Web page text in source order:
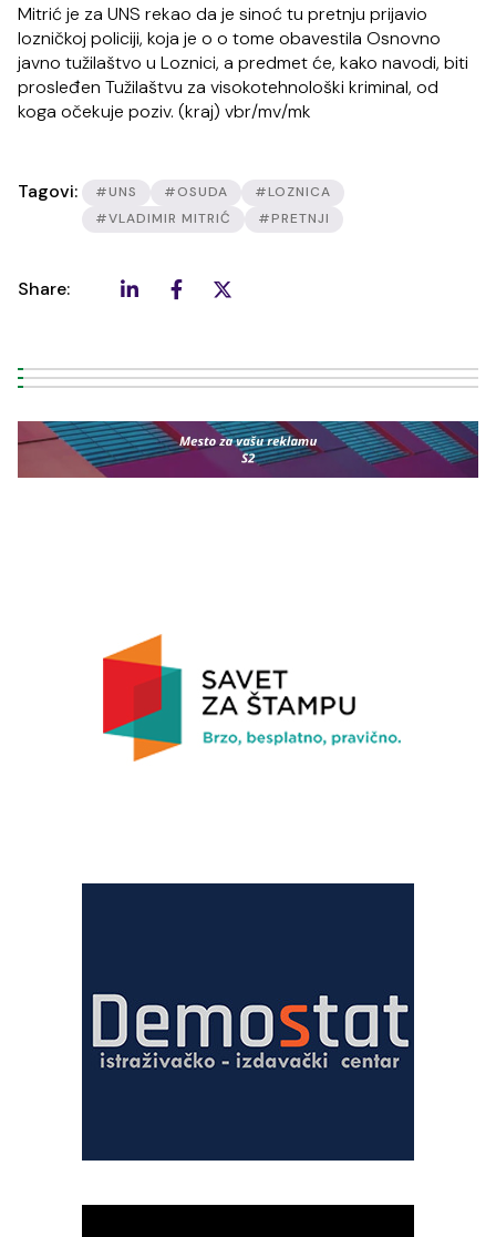
Mitrić je za UNS rekao da je sinoć tu pretnju prijavio
lozničkoj policiji, koja je o o tome obavestila Osnovno
javno tužilaštvo u Loznici, a predmet će, kako navodi, biti
prosleđen Tužilaštvu za visokotehnološki kriminal, od
koga očekuje poziv. (kraj) vbr/mv/mk
Tagovi: #UNS #OSUDA
#LOZNICA
#VLADIMIR MITRIĆ
#PRETNJI
Share: